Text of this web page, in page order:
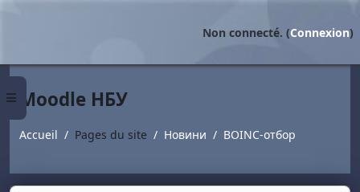
Panneau latéral
Non connecté. (Connexion)
Moodle НБУ
Accueil Pages du site Новини BOINC-отбор